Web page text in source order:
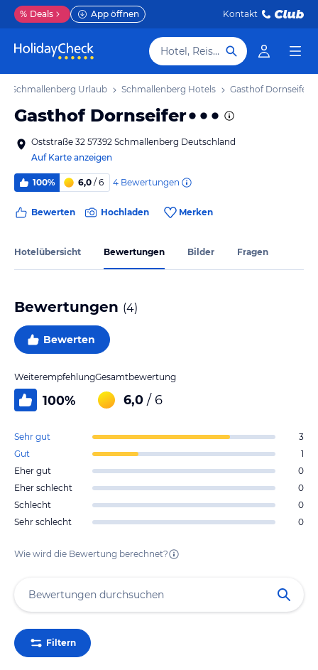
% Deals App öffnen Kontakt
Hotel, Reiseziel
Schmallenberg Urlaub Schmallenberg Hotels Gasthof Dornseifer
Gasthof Dornseifer
Oststraße 32 57392 Schmallenberg Deutschland
Auf Karte anzeigen
100% 6,0 / 6 4 Bewertungen
Bewerten Hochladen Merken
Hotelübersicht Bewertungen Bilder Fragen
Bewertungen (4)
Bewerten
Weiterempfehlung
100%
Gesamtbewertung
6,0 / 6
Sehr gut
3
Gut
1
Eher gut
0
Eher schlecht
0
Schlecht
0
Sehr schlecht
0
Wie wird die Bewertung berechnet?
Filtern